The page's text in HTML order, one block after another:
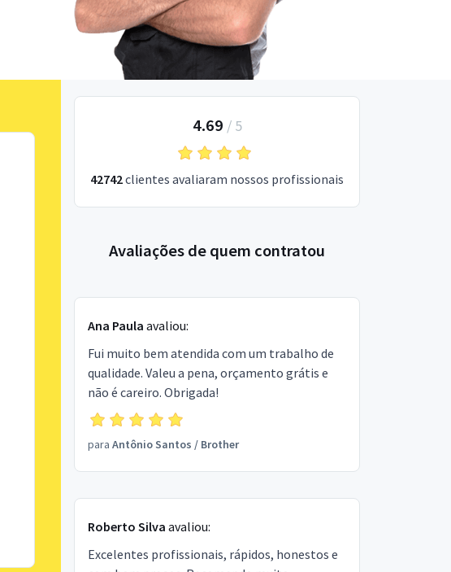
4.69 / 5
42742clientes avaliaram nossos profissionais
Avaliações de quem contratou
Ana Paula avaliou:
Fui muito bem atendida com um trabalho de
qualidade. Valeu a pena, orçamento grátis e
não é careiro. Obrigada!
para Antônio Santos / Brother
Roberto Silva avaliou:
Excelentes profissionais, rápidos, honestos e